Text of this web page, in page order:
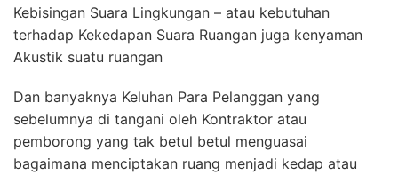
Kebisingan Suara Lingkungan – atau kebutuhan
terhadap Kekedapan Suara Ruangan juga kenyaman
Akustik suatu ruangan
Dan banyaknya Keluhan Para Pelanggan yang
sebelumnya di tangani oleh Kontraktor atau
pemborong yang tak betul betul menguasai
bagaimana menciptakan ruang menjadi kedap atau